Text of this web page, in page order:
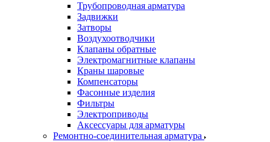
Трубопроводная арматура
Задвижки
Затворы
Воздухоотводчики
Клапаны обратные
Электромагнитные клапаны
Краны шаровые
Компенсаторы
Фасонные изделия
Фильтры
Электроприводы
Аксессуары для арматуры
Ремонтно-соединительная арматура